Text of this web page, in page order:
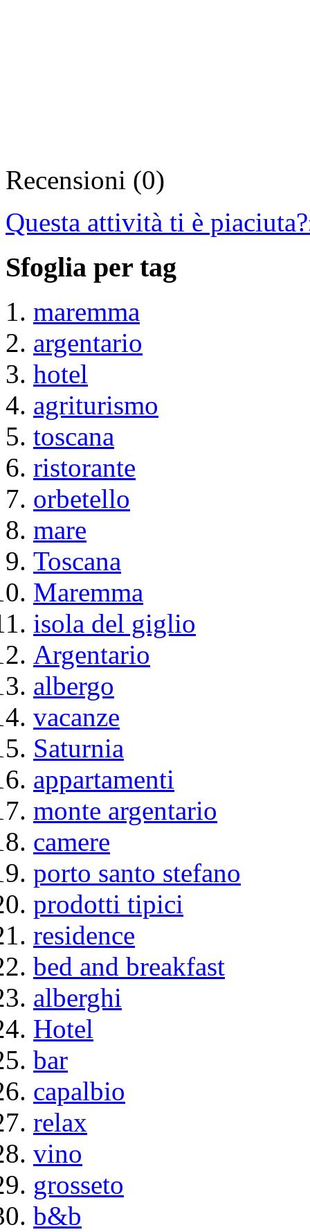
Recensioni (0)
Questa attività ti è piaciuta?
Sfoglia per tag
maremma
argentario
hotel
agriturismo
toscana
ristorante
orbetello
mare
Toscana
Maremma
isola del giglio
Argentario
albergo
vacanze
Saturnia
appartamenti
monte argentario
camere
porto santo stefano
prodotti tipici
residence
bed and breakfast
alberghi
Hotel
bar
capalbio
relax
vino
grosseto
b&b